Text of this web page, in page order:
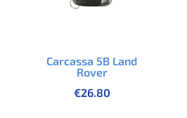
Carcassa 5B Land
Rover
€26.80